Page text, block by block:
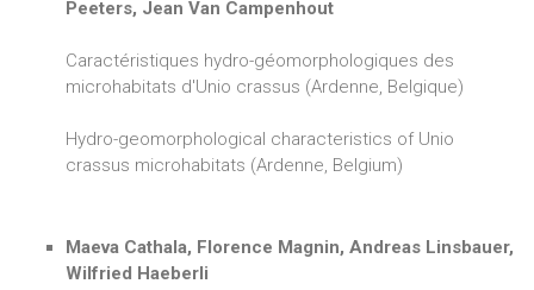
Peeters, Jean Van Campenhout
Caractéristiques hydro-géomorphologiques des
microhabitats d'Unio crassus (Ardenne, Belgique)
Hydro-geomorphological characteristics of Unio
crassus microhabitats (Ardenne, Belgium)
Maeva Cathala, Florence Magnin, Andreas Linsbauer,
Wilfried Haeberli